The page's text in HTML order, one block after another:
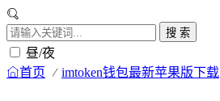
搜 索
昼/夜
首页 imtoken钱包最新苹果版下载